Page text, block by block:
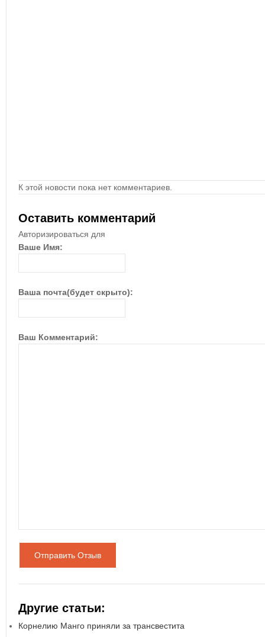
К этой новости пока нет комментариев.
Оставить комментарий
Авторизироваться для
Ваше Имя:
Ваша почта(будет скрыто):
Ваш Комментарий:
Отправить Отзыв
Другие статьи:
Корнелию Манго приняли за трансвестита